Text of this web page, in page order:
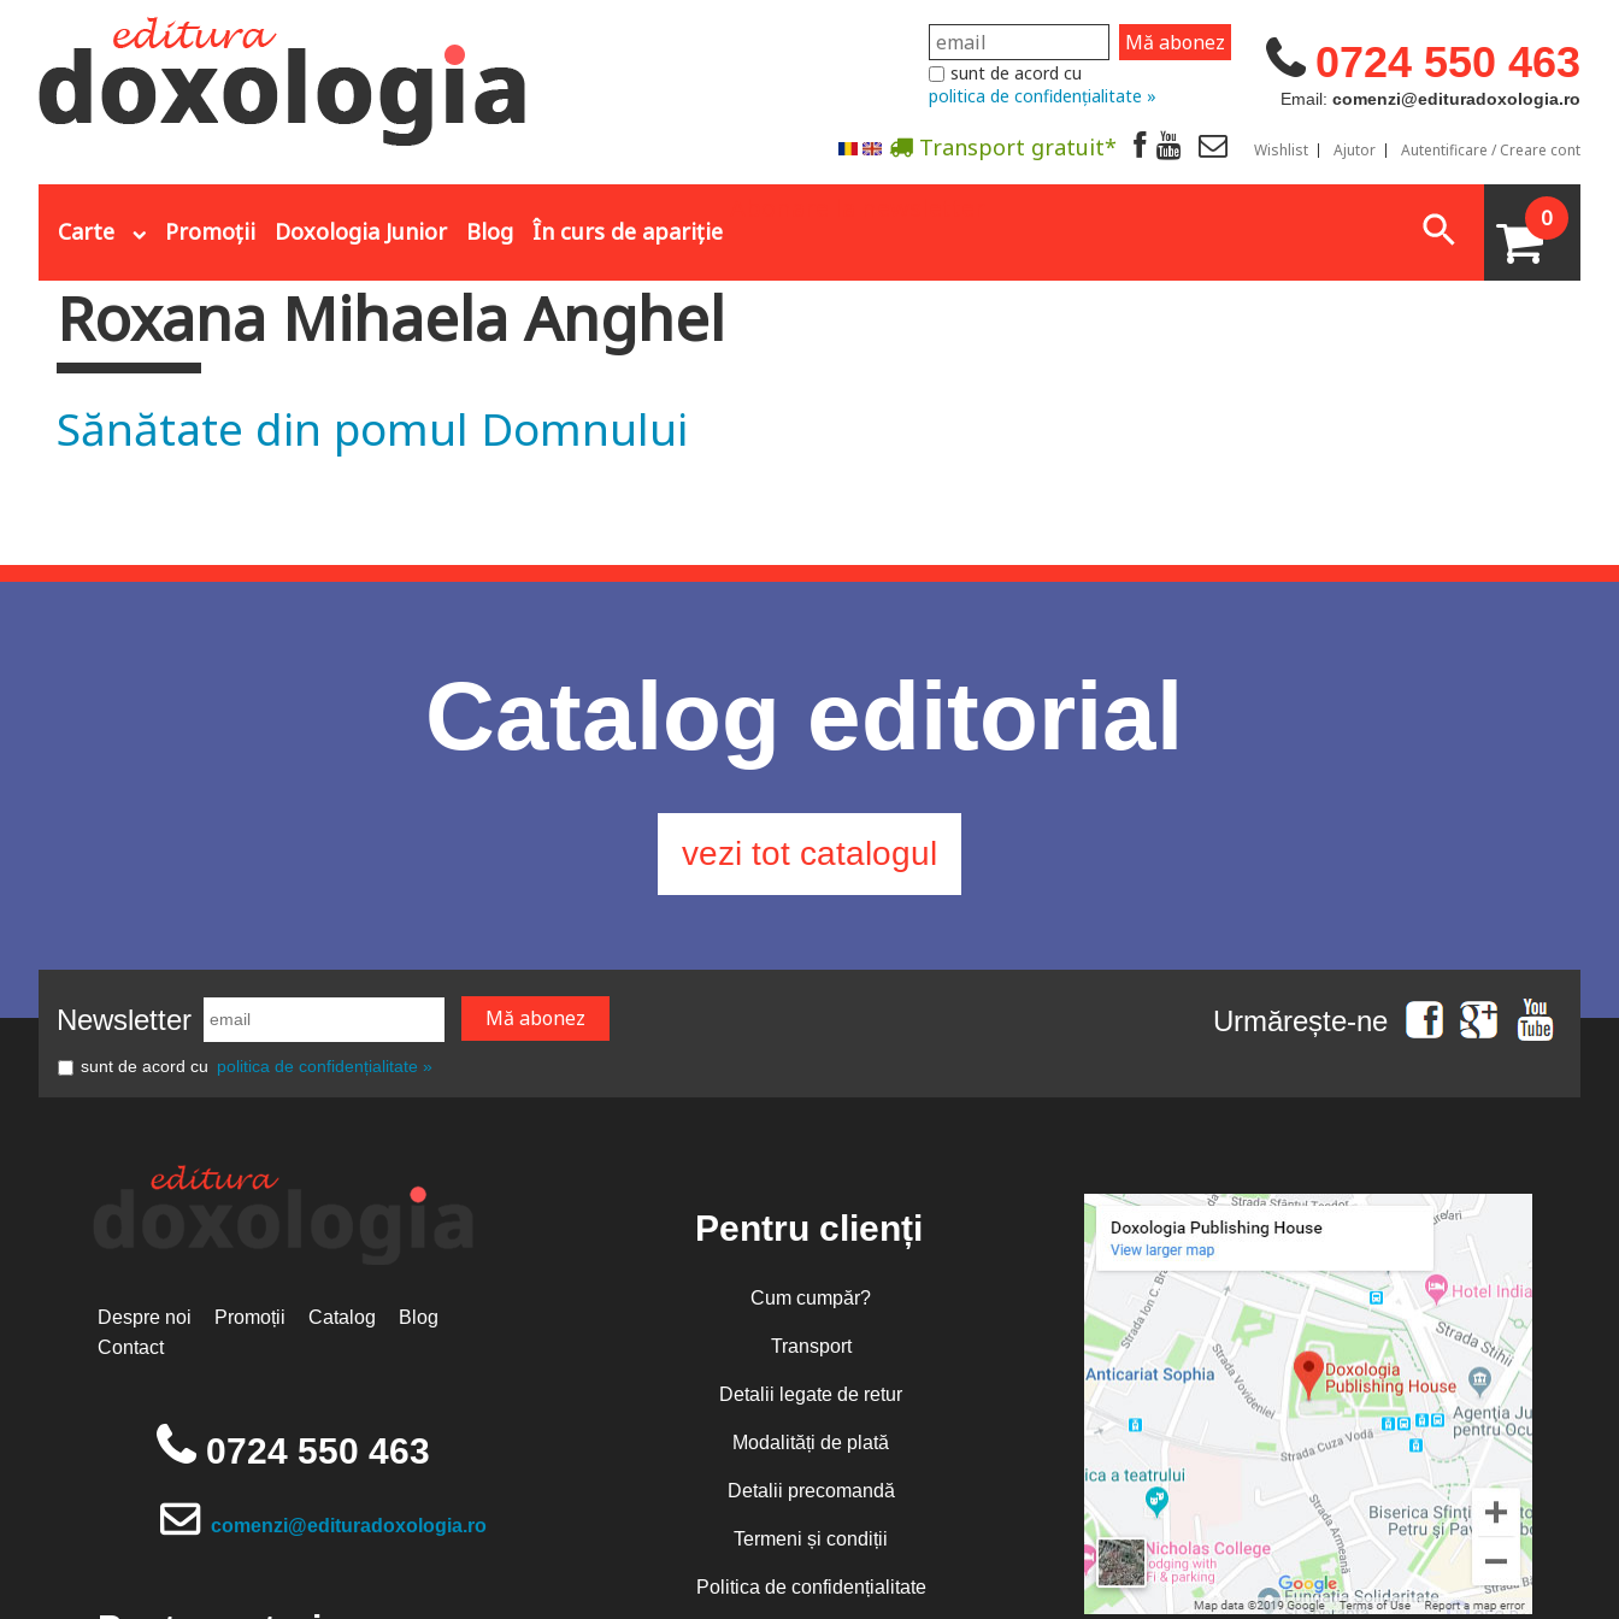
0724 550 463
Email: comenzi@edituradoxologia.ro
sunt de acord cu
politica de confidențialitate »
Transport gratuit* Wishlist Ajutor Autentificare / Creare cont
Carte Promoții Doxologia Junior Blog În curs de apariție 0
Eşti aici
Roxana Mihaela Anghel
Sănătate din pomul Domnului
Catalog editorial
vezi tot catalogul
Newsletter
sunt de acord cu politica de confidențialitate »
Urmărește-ne
Despre noi Promoții Catalog
Blog
Contact
0724 550 463
comenzi@edituradoxologia.ro
Pentru clienți
Cum cumpăr?
Transport
Detalii legate de retur
Modalități de plată
Detalii precomandă
Termeni și condiții
Politica de confidențialitate